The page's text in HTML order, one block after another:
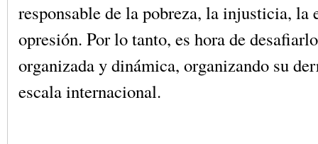
responsable de la pobreza, la injusticia, la
opresión. Por lo tanto, es hora de
organizada y dinámica, organizando su
escala internacional.